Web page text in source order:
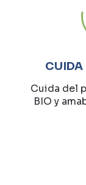
CUIDA
Cuida del
BIO y